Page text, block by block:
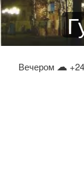
Вечером ☁